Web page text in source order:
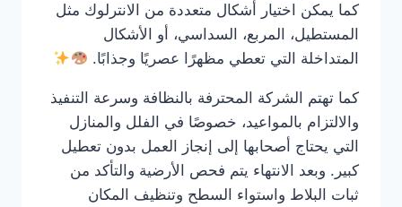
كما يمكن اختيار أشكال متعددة من الانترلوك مثل
المستطيل، المربع، السداسي، أو الأشكال
المتداخلة التي تعطي مظهرًا عصريًا وجذابًا.
كما تهتم الشركة المحترفة بالنظافة وسرعة التنفيذ
والالتزام بالمواعيد، خصوصًا في الفلل والمنازل
التي يحتاج أصحابها إلى إنجاز العمل بدون تعطيل
كبير. وبعد الانتهاء يتم فحص الأرضية والتأكد من
ثبات البلاط واستواء السطح وتنظيف المكان